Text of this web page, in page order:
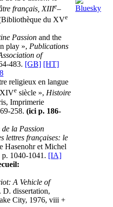
français, XIIIe–
du XVe
Passion and the
play », Publications
of
483. [GB] [HT]
religieux en langue
XIVe siècle », Histoire
Imprimerie
258. (ici p. 186-
de la Passion
lettres françaises: le
Hasenohr et Michel
1040-1041. [IA]
A Vehicle of
D. dissertation,
City, 1976, viii +